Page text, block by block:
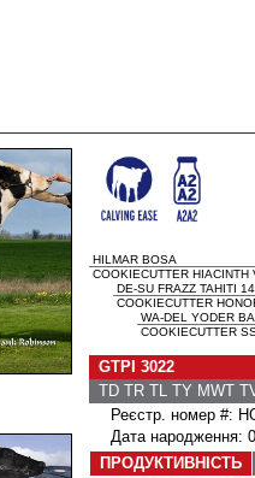
HILMAR BOSA
COOKIECUTTER HIACINTH
DE-SU FRAZZ TAHITI
COOKIECUTTER
WA-DEL YODER
COOKIECUTTER
GTPI 3022
TD TR TL TY MWT
Реєстр. номер #:
Дата народження:
ПРОДУКТИВНІСТЬ